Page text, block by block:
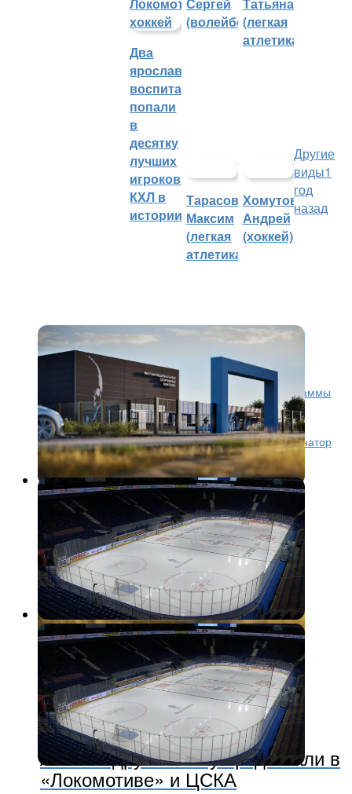
Два
ярославских
воспитанника
попали
в
десятку
лучших
игроков
КХЛ в
истории
(волейбол)(легкая
атлетика)
Тарасов
Максим
(легкая
атлетика)
Хомутов
Андрей
(хоккей)
Другие
виды1
год
назад
Спорткомплекс с бассейном
строят в Новом Некоузе
Работы проводят в рамках государственной программы
«Комплексное развитие сельских территорий». –
Спорткомплекс предназначен для тренировок и
соревнований местного уровня, – рассказал губернатор
Ярославской области Михаил Евраев. –...
КХЛ1 год назад
Стало известно, сколько
Александру Волкову предлагали в
«Локомотиве» и ЦСКА